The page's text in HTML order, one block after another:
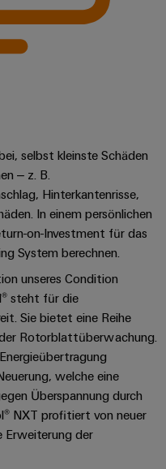
selbst kleinste Schäden
– z. B.
Hinterkantenrisse,
In einem persönlichen
on-Investment für das
System berechnen.
unseres Condition
steht für die
Sie bietet eine Reihe
Rotorblattüberwachung.
welche eine
Überspannung durch
NXT profitiert von neuer
Erweiterung der